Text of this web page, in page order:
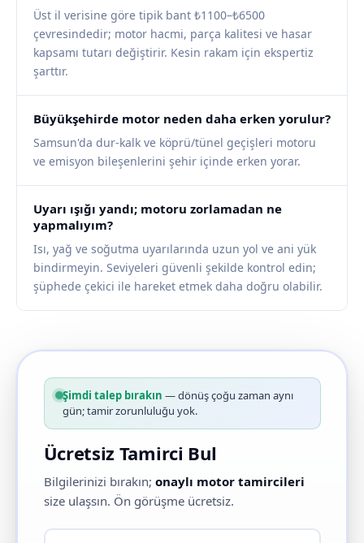
Üst il verisine göre tipik bant ₺1100–₺6500
çevresindedir; motor hacmi, parça kalitesi ve hasar
kapsamı tutarı değiştirir. Kesin rakam için ekspertiz
şarttır.
Büyükşehirde motor neden daha erken yorulur?
Samsun'da dur-kalk ve köprü/tünel geçişleri motoru
ve emisyon bileşenlerini şehir içinde erken yorar.
Uyarı ışığı yandı; motoru zorlamadan ne
yapmalıyım?
Isı, yağ ve soğutma uyarılarında uzun yol ve ani yük
bindirmeyin. Seviyeleri güvenli şekilde kontrol edin;
şüphede çekici ile hareket etmek daha doğru olabilir.
Şimdi talep bırakın — dönüş çoğu zaman aynı
gün; tamir zorunluluğu yok.
Ücretsiz Tamirci Bul
Bilgilerinizi bırakın; onaylı motor tamircileri
size ulaşsın. Ön görüşme ücretsiz.